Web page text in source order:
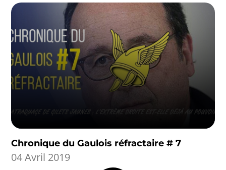
Chronique du Gaulois réfractaire # 7
04 Avril 2019